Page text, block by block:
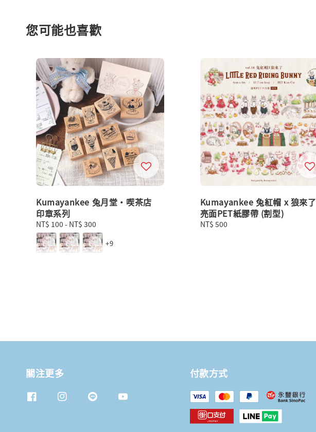
您可能也喜歡
Kumayankee 兔月堂・喫茶店
印章系列
Regular
price
NT$ 100 - NT$ 300
+9
Kumayankee 兔紅帽 x 狼來了
亮面PET紙膠帶 (割型)
Regular
NT$ 500
關注更多 付款方式